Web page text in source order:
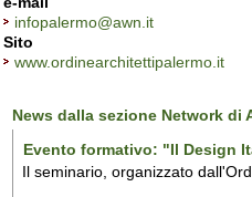
infopalermo@awn.it
Sito
www.ordinearchitettipalermo.it
News dalla sezione Network di
Evento formativo: "Il Design
Il seminario, organizzato